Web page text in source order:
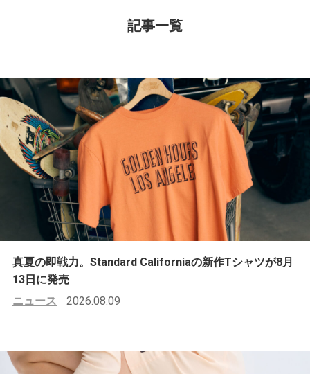
記事一覧
真夏の即戦力。Standard Californiaの新作Tシャツが8月
13日に発売
ニュース
2026.08.09